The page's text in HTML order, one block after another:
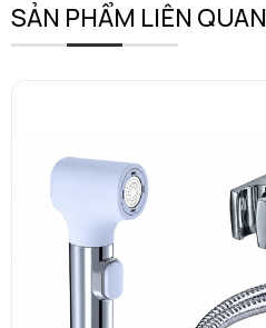
SẢN PHẨM LIÊN QUAN